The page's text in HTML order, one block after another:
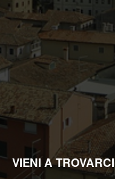
VIENI A TROVARCI